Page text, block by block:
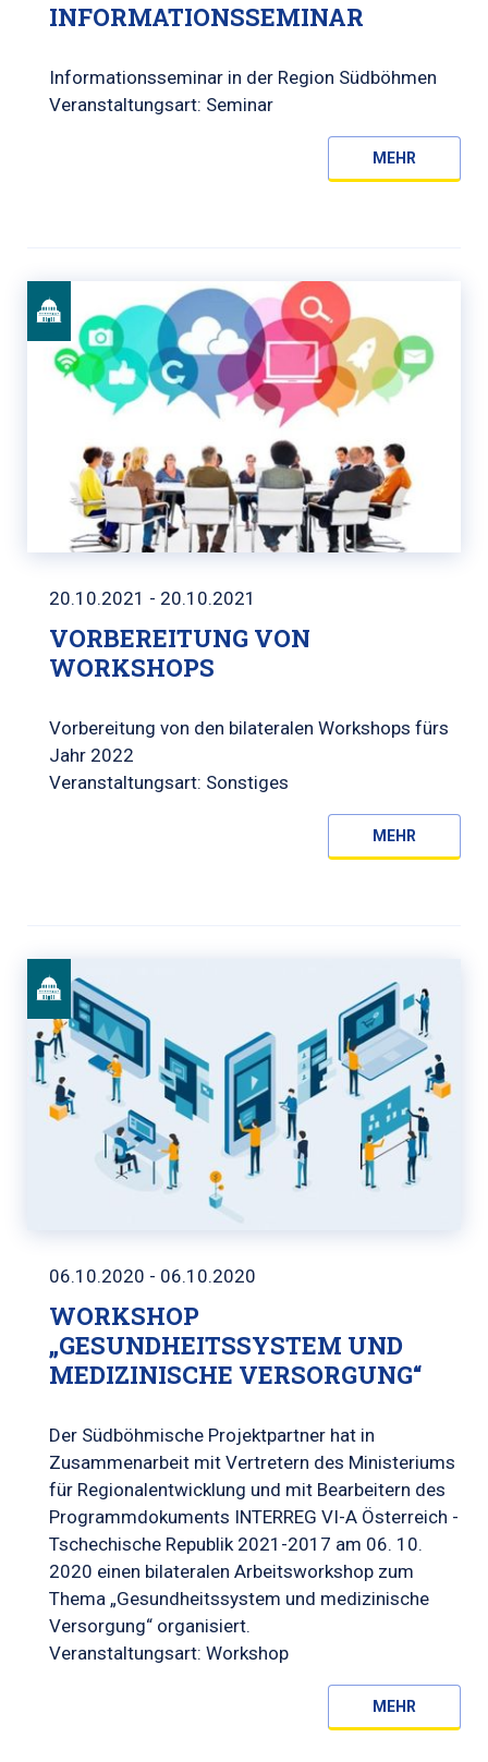
INFORMATIONSSEMINAR
Informationsseminar in der Region Südböhmen
Veranstaltungsart: Seminar
MEHR
20.10.2021 - 20.10.2021
VORBEREITUNG VON
WORKSHOPS
Vorbereitung von den bilateralen Workshops fürs
Jahr 2022
Veranstaltungsart: Sonstiges
MEHR
06.10.2020 - 06.10.2020
WORKSHOP
„GESUNDHEITSSYSTEM UND
MEDIZINISCHE VERSORGUNG“
Der Südböhmische Projektpartner hat in
Zusammenarbeit mit Vertretern des Ministeriums
für Regionalentwicklung und mit Bearbeitern des
Programmdokuments INTERREG VI-A Österreich -
Tschechische Republik 2021-2017 am 06. 10.
2020 einen bilateralen Arbeitsworkshop zum
Thema „Gesundheitssystem und medizinische
Versorgung“ organisiert.
Veranstaltungsart: Workshop
MEHR